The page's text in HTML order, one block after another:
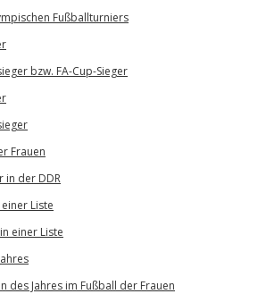
Fußballturniers
bzw. FA-Cup-Sieger
Frauen
in der DDR
Liste
einer Liste
des Jahres im Fußball der Frauen